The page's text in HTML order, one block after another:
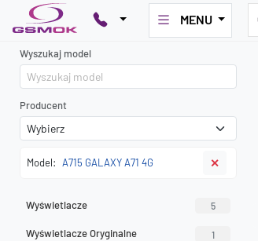
MENU
Wyszukaj model
Producent
Model: A715 GALAXY A71 4G ✕
Wyświetlacze 5
Wyświetlacze Oryginalne 1